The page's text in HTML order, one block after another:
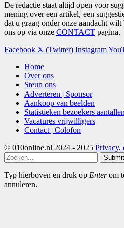
De redactie staat altijd open voor
mening over een artikel, een
dat u graag onder onze aandacht
ons op via onze CONTACT pagina.
Facebook X (Twitter) Instagram
Home
Over ons
Steun ons
Adverteren | Sponsor
Aankoop van beelden
Statistieken bezoekers aantallen
Vacatures vrijwilligers
Contact | Colofon
© 010online.nl 2024 - 2025 Privacy,
Submit
Typ hierboven en druk op Enterom
annuleren.